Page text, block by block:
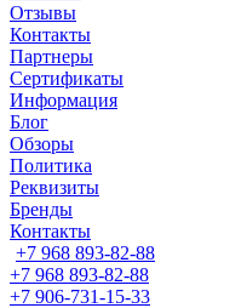
Отзывы
Контакты
Партнеры
Сертификаты
Информация
Блог
Обзоры
Политика
Реквизиты
Бренды
Контакты
+7 968 893-82-88
+7 968 893-82-88
+7 906-731-15-33